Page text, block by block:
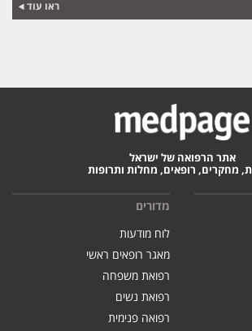
ראו עוד
אתר הרפואה של ישראל
מחקרים, רופאים, מחלות ותרופות
מדורים
לוח מודעות
מאגר רופאים ראשי
רפואת משפחה
רפואת נשים
רפואה פנימית